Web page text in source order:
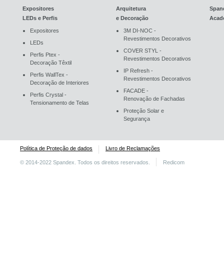
Expositores
LEDs e Perfis
Expositores
LEDs
Perfis Ptex -
Decoração Têxtil
Perfis WallTex -
Decoração de Interiores
Perfis Crystal -
Tensionamento de Telas
Arquitetura
e Decoração
3M DI-NOC -
Revestimentos Decorativos
COVER STYL -
Revestimentos Decorativos
IP Refresh -
Revestimentos Decorativos
FACADE -
Renovação de Fachadas
Proteção Solar e
Segurança
Política de Proteção de dados Livro de Reclamações
© 2014-2022 Spandex. Todos os direitos reservados. Redicom